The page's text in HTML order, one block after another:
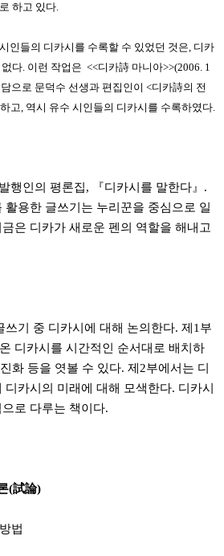
하고 있다.
인들의 디카시를 수록할 수 있었던 것은, 디카
다. 이런 작업은 <<디카詩 마니아>>(2006. 1
으로 문덕수 선생과 편집인이 <디카詩의 전
고, 역시 유수 시인들의 디카시를 수록하였다.
행인의 평론집, 『디카시를 말한다』.
활용한 글쓰기는 누리꾼을 중심으로 일
은 디카가 새로운 펜의 역할을 해내고
쓰기 중 디카시에 대해 논의한다. 제1부
디카시를 시간적인 순서대로 배치하
화 등을 엿볼 수 있다. 제2부에서는 디
카시의 미래에 대해 모색한다. 디카시
로 다루는 책이다.
(試論)
법